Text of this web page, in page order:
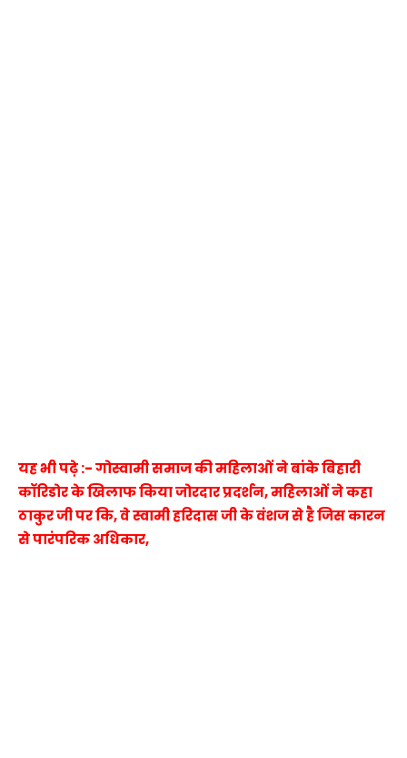
यह भी पढ़े :- गोस्वामी समाज की महिलाओं ने बांके बिहारी
कॉरिडोर के खिलाफ किया जोरदार प्रदर्शन, महिलाओं ने कहा
ठाकुर जी पर कि, वे स्वामी हरिदास जी के वंशज से है जिस कारन
से पारंपरिक अधिकार,